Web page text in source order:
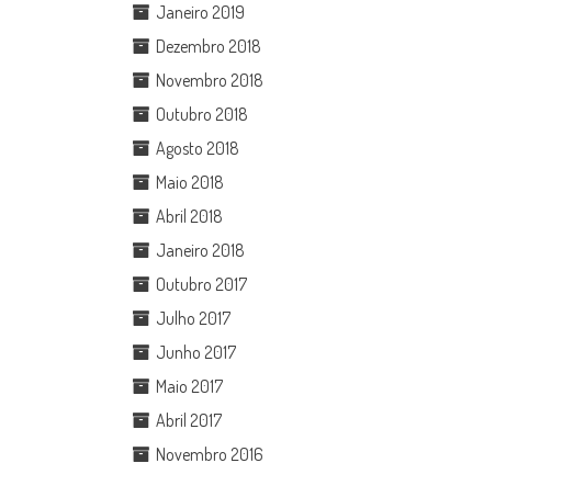
Janeiro 2019
Dezembro 2018
Novembro 2018
Outubro 2018
Agosto 2018
Maio 2018
Abril 2018
Janeiro 2018
Outubro 2017
Julho 2017
Junho 2017
Maio 2017
Abril 2017
Novembro 2016